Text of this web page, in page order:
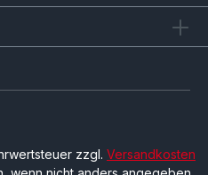
zzgl. Versandkosten